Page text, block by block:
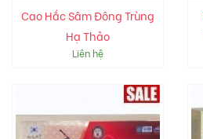
Cao Hắc Sâm Đông Trùng
Hạ Thảo
Liên hệ